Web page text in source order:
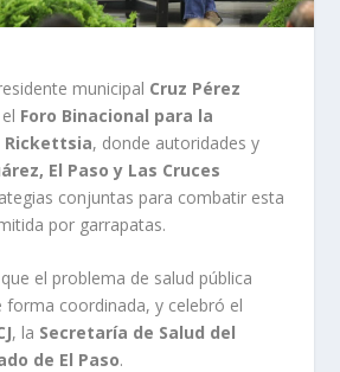
municipal Cruz Pérez
Foro Binacional para la
Rickettsia, donde autoridades y
El Paso y Las Cruces
conjuntas para combatir esta
por garrapatas.
el problema de salud pública
forma coordinada, y celebró el
, la Secretaría de Salud del
de El Paso.